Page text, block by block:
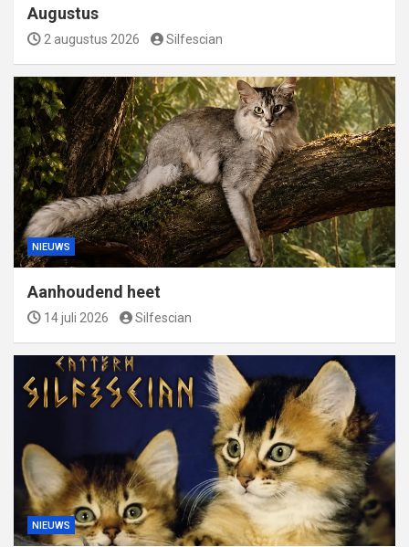
Augustus
2 augustus 2026 Silfescian
NIEUWS
Aanhoudend heet
14 juli 2026 Silfescian
NIEUWS